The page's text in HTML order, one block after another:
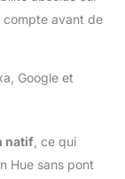
compte avant de
Google et
natif, ce qui
Hue sans pont